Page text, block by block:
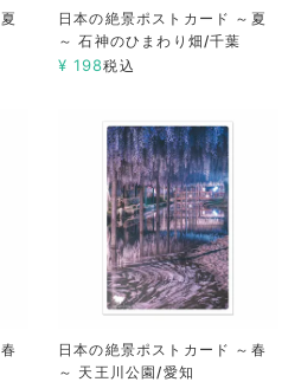
日本の絶景ポストカード ～夏
～ 石神のひまわり畑/千葉
¥ 198税込
日本の絶景ポストカード ～春
～ 天王川公園/愛知